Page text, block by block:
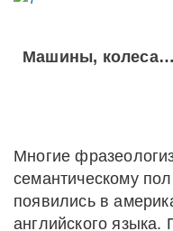
Машины, колеса…
Многие
семантическому
появились в
английского